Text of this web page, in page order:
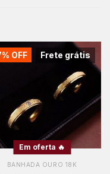
Frete grátis
OFF
Em oferta 🔥
BANHADA OURO 18K